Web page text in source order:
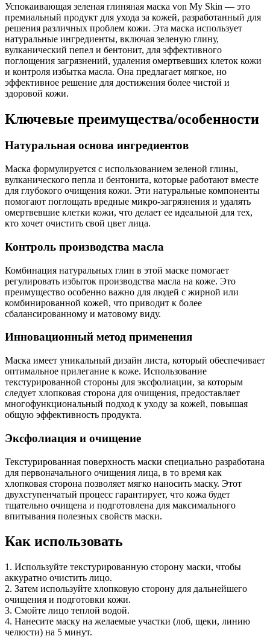
Успокаивающая зеленая глиняная маска von My Skin — это
премиальный продукт для ухода за кожей, разработанный для
решения различных проблем кожи. Эта маска использует
натуральные ингредиенты, включая зеленую глину,
вулканический пепел и бентонит, для эффективного
поглощения загрязнений, удаления омертвевших клеток кожи
и контроля избытка масла. Она предлагает мягкое, но
эффективное решение для достижения более чистой и
здоровой кожи.
Ключевые преимущества/особенности
Натуральная основа ингредиентов
Маска формулируется с использованием зеленой глины,
вулканического пепла и бентонита, которые работают вместе
для глубокого очищения кожи. Эти натуральные компоненты
помогают поглощать вредные микро-загрязнения и удалять
омертвевшие клетки кожи, что делает ее идеальной для тех,
кто хочет очистить свой цвет лица.
Контроль производства масла
Комбинация натуральных глин в этой маске помогает
регулировать избыток производства масла на коже. Это
преимущество особенно важно для людей с жирной или
комбинированной кожей, что приводит к более
сбалансированному и матовому виду.
Инновационный метод применения
Маска имеет уникальный дизайн листа, который обеспечивает
оптимальное прилегание к коже. Использование
текстурированной стороны для эксфолиации, за которым
следует хлопковая сторона для очищения, предоставляет
многофункциональный подход к уходу за кожей, повышая
общую эффективность продукта.
Эксфолиация и очищение
Текстурированная поверхность маски специально разработана
для первоначального очищения лица, в то время как
хлопковая сторона позволяет мягко наносить маску. Этот
двухступенчатый процесс гарантирует, что кожа будет
тщательно очищена и подготовлена для максимального
впитывания полезных свойств маски.
Как использовать
1. Используйте текстурированную сторону маски, чтобы
аккуратно очистить лицо.
2. Затем используйте хлопковую сторону для дальнейшего
очищения и подготовки кожи.
3. Смойте лицо теплой водой.
4. Нанесите маску на желаемые участки (лоб, щеки, линию
челюсти) на 5 минут.